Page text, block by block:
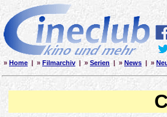
» Home| » Filmarchiv | » Serien | » News | »